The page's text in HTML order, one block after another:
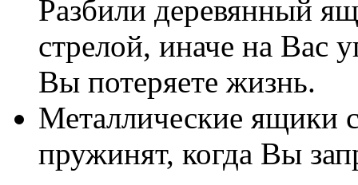
Разбили деревянный
стрелой, иначе на Вас
Вы потеряете жизнь.
Металлические ящики
пружинят, когда Вы